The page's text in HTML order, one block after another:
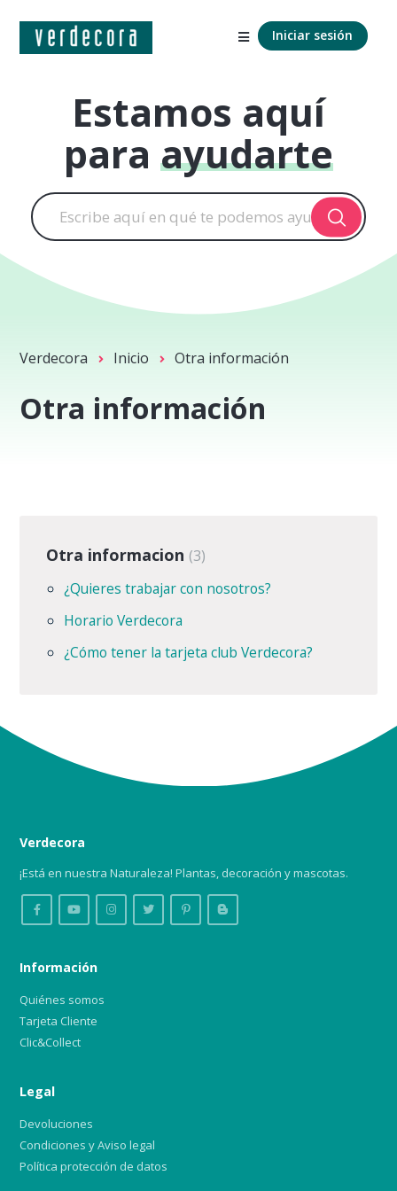
Iniciar sesión
Estamos aquí
para ayudarte
Verdecora Inicio Otra información
Otra información
Otra informacion 3
¿Quieres trabajar con nosotros?
Horario Verdecora
¿Cómo tener la tarjeta club Verdecora?
Verdecora
¡Está en nuestra Naturaleza! Plantas, decoración y mascotas.
Información
Quiénes somos
Tarjeta Cliente
Clic&Collect
Legal
Devoluciones
Condiciones y Aviso legal
Política protección de datos